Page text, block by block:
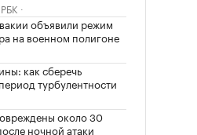
объявили режим
на военном полигоне
как сберечь
турбулентности
около 30
ночной атаки